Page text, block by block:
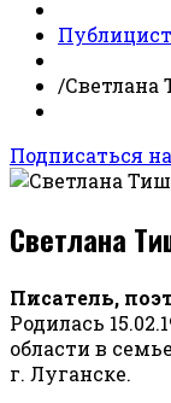
/Светлана
Подписаться
Светлана
Писатель,
Родилась
области в
г. Луганске.